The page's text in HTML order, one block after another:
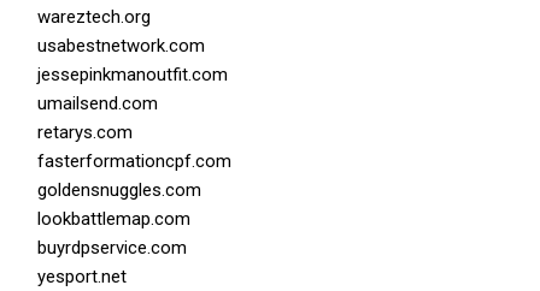
wareztech.org
usabestnetwork.com
jessepinkmanoutfit.com
umailsend.com
retarys.com
fasterformationcpf.com
goldensnuggles.com
lookbattlemap.com
buyrdpservice.com
yesport.net